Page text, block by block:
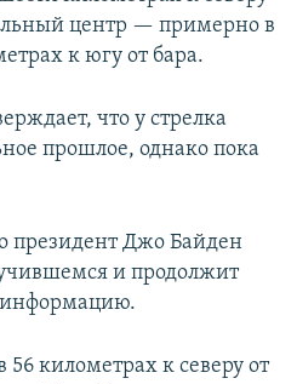
центр — примерно в
к югу от бара.
что у стрелка
прошлое, однако пока
президент Джо Байден
и продолжит
информацию.
километрах к северу от